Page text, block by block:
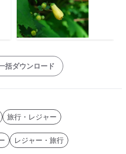
括ダウンロード
旅行・レジャー
レジャー・旅行